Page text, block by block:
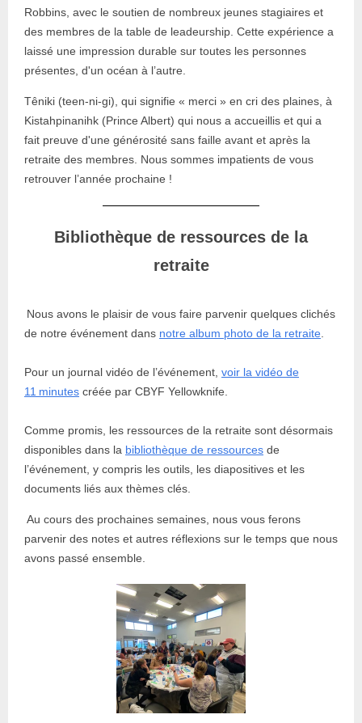
Robbins, avec le soutien de nombreux jeunes stagiaires et
des membres de la table de leadeurship. Cette expérience a
laissé une impression durable sur toutes les personnes
présentes, d'un océan à l’autre.
Têniki (teen-ni-gi), qui signifie « merci » en cri des plaines, à
Kistahpinanihk (Prince Albert) qui nous a accueillis et qui a
fait preuve d'une générosité sans faille avant et après la
retraite des membres. Nous sommes impatients de vous
retrouver l’année prochaine !
Bibliothèque de ressources de la
retraite
Nous avons le plaisir de vous faire parvenir quelques clichés
de notre événement dans notre album photo de la retraite
Pour un journal vidéo de l’événement, voir la vidéo de
11 minutes créée par CBYF Yellowknife.
Comme promis, les ressources de la retraite sont désormais
disponibles dans la bibliothèque de ressources de
l’événement, y compris les outils, les diapositives et les
documents liés aux thèmes clés.
Au cours des prochaines semaines, nous vous ferons
parvenir des notes et autres réflexions sur le temps que nous
avons passé ensemble.